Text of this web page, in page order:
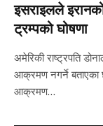
इसराइलले
ट्रम्पको घोषणा
अमेरिकी राष्ट्रपति
आक्रमण नगर्ने बताएका
आक्रमण…